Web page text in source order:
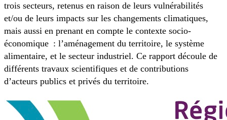
trois secteurs, retenus en raison de leurs vulnérabilités
et/ou de leurs impacts sur les changements climatiques,
mais aussi en prenant en compte le contexte socio-
économique : l’aménagement du territoire, le système
alimentaire, et le secteur industriel. Ce rapport découle de
différents travaux scientifiques et de contributions
d’acteurs publics et privés du territoire.